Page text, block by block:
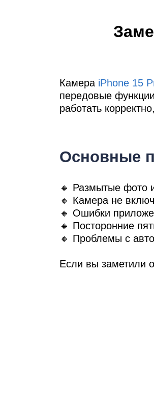
Камера iPhone 15
передовые
работать
Основные
🔸 Размытые фото
🔸 Камера не
🔸 Ошибки
🔸 Посторонние
🔸 Проблемы с
Если вы заметили